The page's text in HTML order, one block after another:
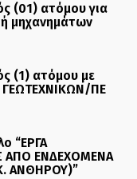
(01) ατόμου για
μηχανημάτων
(1) ατόμου με
ΓΕΩΤΕΧΝΙΚΩΝ/ΠΕ
“ΕΡΓΑ
ΑΠΟ ΕΝΔΕΧΟΜΕΝΑ
ΑΝΘΗΡΟΥ)”